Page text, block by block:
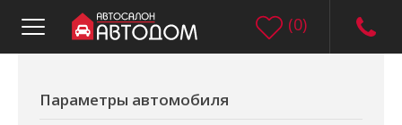
(0)
Параметры автомобиля